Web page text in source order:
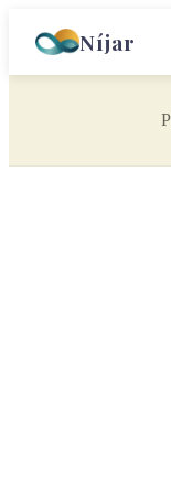
Níjar